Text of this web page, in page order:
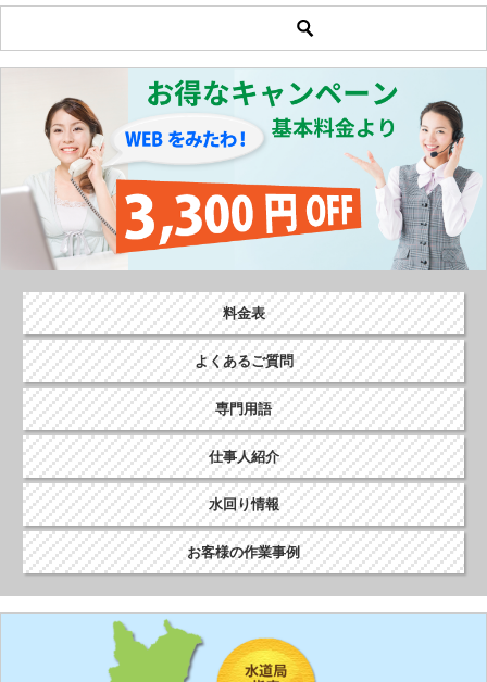
料金表
よくあるご質問
専門用語
仕事人紹介
水回り情報
お客様の作業事例